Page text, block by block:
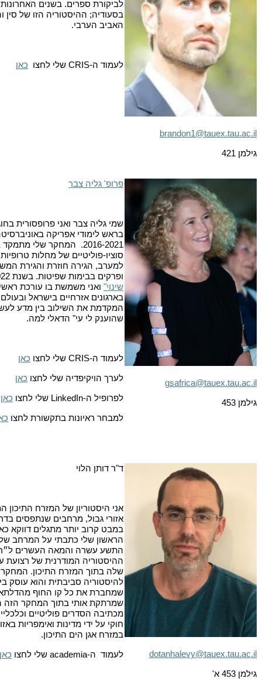
brandon1@tauex.tau.ac.il
גילמן 421
לביקורת ספרים. בשנים
בסעודיה; ההיסטוריה הזו של סין
האביב הערבי.
לעמוד ה-CRIS שלי לחצו כאן
gsafrica@tauex.tau.ac.il
גילמן 453
פרופ' גליה צבר
שמי גליה צבר ואני פרופסורית
בראש לימודי אפריקה
2016-2021. המחקר שלי
סוציו-פוליטיים של מחלות
למערב, הגירה חוזרת והגירת
ופרקים בבימות שפיטות. בשנת 2022 הקמתי יחד עם סטודנטים את כתב העת "
שינוי" ואני משמשת בו עורכת
בארגונים אזרחיים בישראל
המקדמת את השילוב בין מדע
שהוענק לי עי" הדאלי למה.
לעמוד ה-CRIS שלי לחצו כאן
לערך הויקיפדיה שלי לחצו כאן
לפרופיל ה-LinkedIn שלי לחצו כאן
למבחר ראיונות בתקשורת לחצו
dotanhalevy@tauex.tau.ac.il
גילמן 453 א'
ד"ר דותן הלוי
אני היסטוריון של המזרח התיכון
אזורי גבול, מרחבים שנתפסים
במבט קרוב יותר מתגלים דווקא
הראשון שלי כתבתי על המרחב
התשע עשרה והמאה העשרים
ההיסטוריה המודרנית של רצועת
שלה בתוך המזרח התיכון. המחקר
להיסטוריה סביבתית והוא עוסק
שמחברת את כל קו החוף מהדלתא
שמרתקת אותי בתוך המחקר הזה
מכתיבה הסדרים פוליטיים
חוקי על ידי מדינות ואימפריות
במזרח אגן הים התיכון.
לעמוד ה-academia שלי לחצו כאן